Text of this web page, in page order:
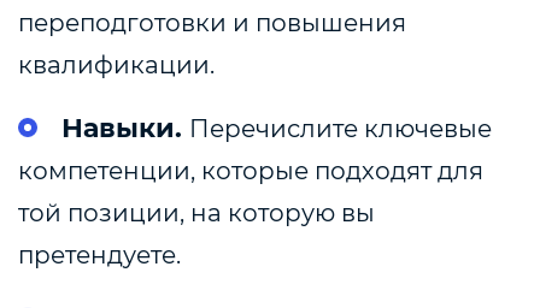
переподготовки и повышения
квалификации.
Навыки. Перечислите ключевые
компетенции, которые подходят для
той позиции, на которую вы
претендуете.